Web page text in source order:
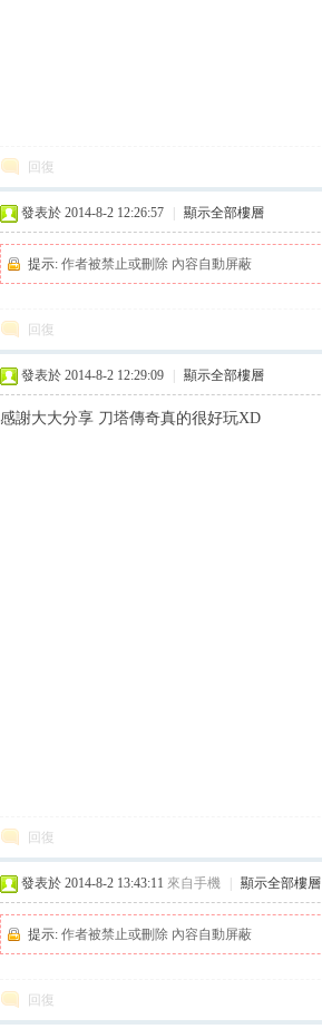
回復
發表於 2014-8-2 12:26:57 顯示全部樓層
提示: 作者被禁止或刪除 內容自動屏蔽
回復
發表於 2014-8-2 12:29:09 顯示全部樓層
感謝大大分享 刀塔傳奇真的很好玩XD
回復
發表於 2014-8-2 13:43:11 來自手機 顯示全部樓層
提示: 作者被禁止或刪除 內容自動屏蔽
回復